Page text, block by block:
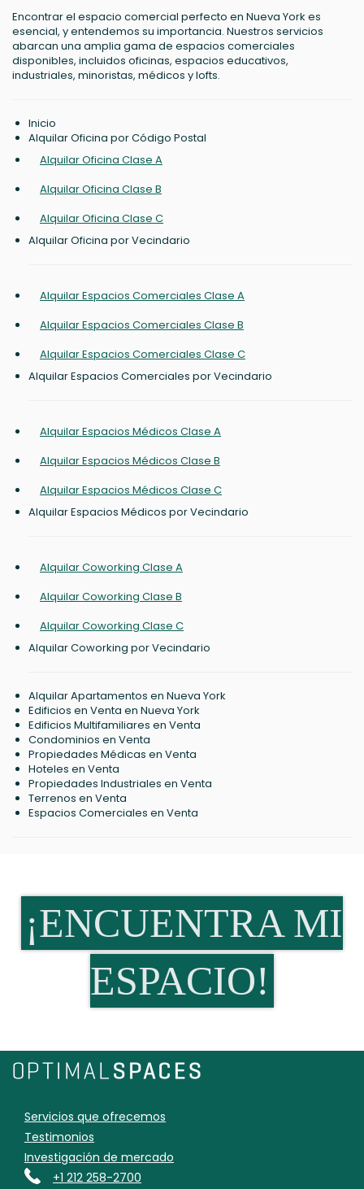
Encontrar el espacio comercial perfecto en Nueva York es
esencial, y entendemos su importancia. Nuestros servicios
abarcan una amplia gama de espacios comerciales
disponibles, incluidos oficinas, espacios educativos,
industriales, minoristas, médicos y lofts.
Inicio
Alquilar Oficina por Código Postal
Alquilar Oficina Clase A
Alquilar Oficina Clase B
Alquilar Oficina Clase C
Alquilar Oficina por Vecindario
Alquilar Espacios Comerciales Clase A
Alquilar Espacios Comerciales Clase B
Alquilar Espacios Comerciales Clase C
Alquilar Espacios Comerciales por Vecindario
Alquilar Espacios Médicos Clase A
Alquilar Espacios Médicos Clase B
Alquilar Espacios Médicos Clase C
Alquilar Espacios Médicos por Vecindario
Alquilar Coworking Clase A
Alquilar Coworking Clase B
Alquilar Coworking Clase C
Alquilar Coworking por Vecindario
Alquilar Apartamentos en Nueva York
Edificios en Venta en Nueva York
Edificios Multifamiliares en Venta
Condominios en Venta
Propiedades Médicas en Venta
Hoteles en Venta
Propiedades Industriales en Venta
Terrenos en Venta
Espacios Comerciales en Venta
¡ENCUENTRA MI
ESPACIO!
Servicios que ofrecemos
Testimonios
Investigación de mercado
+1 212 258-2700